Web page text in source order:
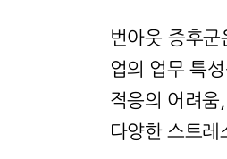
번아웃 증후
업의 업무 특
적응의 어려
다양한 스트레